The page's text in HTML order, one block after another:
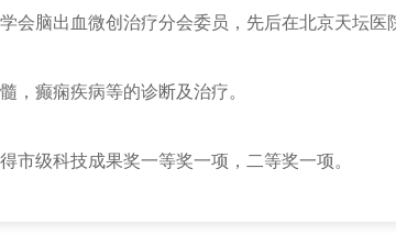
会脑出血微创治疗分会委员，先后在北京天坛医
，癫痫疾病等的诊断及治疗。
市级科技成果奖一等奖一项，二等奖一项。